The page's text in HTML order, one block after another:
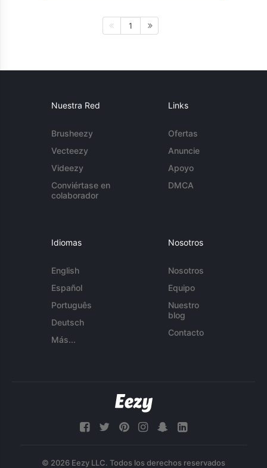
1
Nuestra Red
Brusheezy
Vecteezy
Videezy
Conviértase en
colaborador
Links
Ofertas
Anuncie
Apoyo
DMCA
Idiomas
English
Español
Português
Deutsch
Más...
Nosotros
Nosotros
Equipo
Nuestro
blog
Contacto
© 2026 Eezy LLC. Todos los derechos reservados